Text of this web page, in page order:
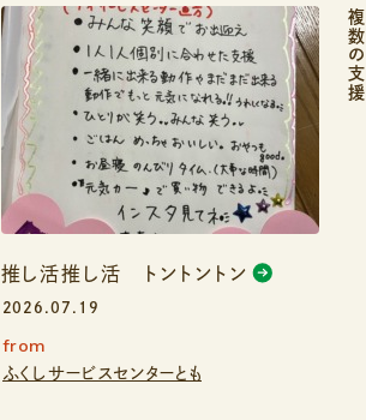
推し活推し活 トントントン
2026.07.19
from
ふくしサービスセンターとも
複数の支援